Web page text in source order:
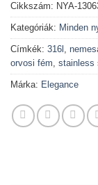
Cikkszám: NYA-
Kategóriák: Minden
Címkék: 316l ,
orvosi fém, stainless
Márka: Elegance